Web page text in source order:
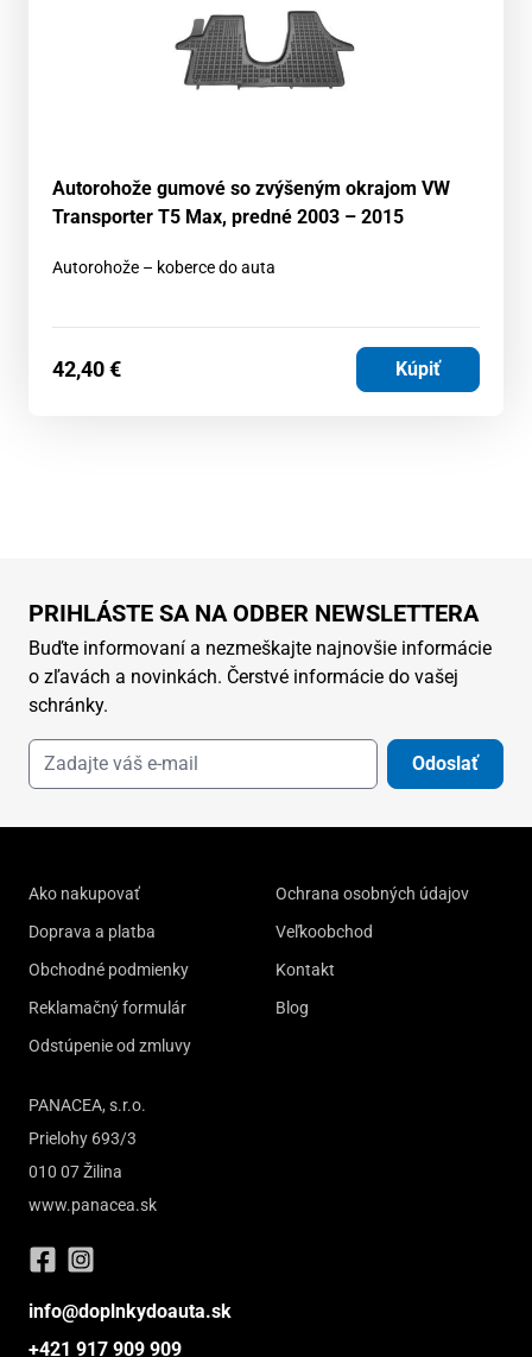
Autorohože gumové so zvýšeným okrajom VW
Transporter T5 Max, predné 2003 – 2015
Autorohože – koberce do auta
42,40€ Kúpiť
PRIHLÁSTE SA NA ODBER NEWSLETTERA
Buďte informovaní a nezmeškajte najnovšie informácie
o zľavách a novinkách. Čerstvé informácie do vašej
schránky.
Odoslať
Ako nakupovať
Doprava a platba
Obchodné podmienky
Reklamačný formulár
Odstúpenie od zmluvy
Ochrana osobných údajov
Veľkoobchod
Kontakt
Blog
PANACEA, s.r.o.
Prielohy 693/3
010 07 Žilina
www.panacea.sk
info@doplnkydoauta.sk
+421 917 909 909